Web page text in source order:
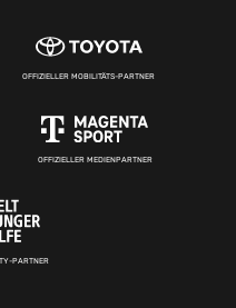
OFFIZIELLER MOBILITÄTS-PARTNER
OFFIZIELLER MEDIENPARTNER
PARTNER